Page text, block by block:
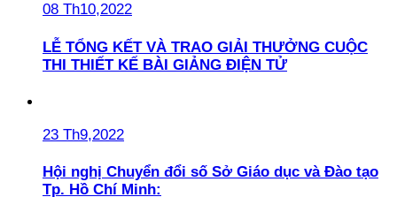
08 Th10,2022
LỄ TỔNG KẾT VÀ TRAO GIẢI THƯỞNG CUỘC
THI THIẾT KẾ BÀI GIẢNG ĐIỆN TỬ
23 Th9,2022
Hội nghị Chuyển đổi số Sở Giáo dục và Đào tạo
Tp. Hồ Chí Minh: